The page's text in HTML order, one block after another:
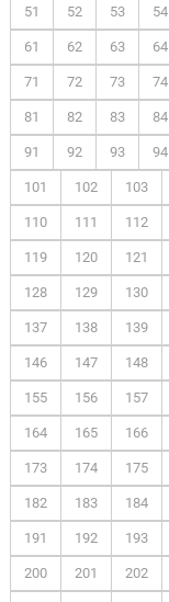
51 52 53 54
61 62 63 64
71 72 73 74
81 82 83 84
91 92 93 94
101 102 103
110 111 112
119 120 121
128 129 130
137 138 139
146 147 148
155 156 157
164 165 166
173 174 175
182 183 184
191 192 193
200 201 202